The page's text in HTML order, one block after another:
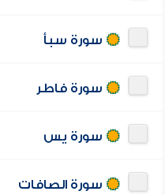
سورة سبأ
سورة فاطر
سورة يس
سورة الصافات